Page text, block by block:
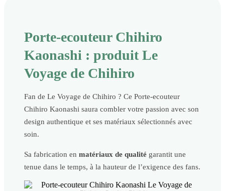
Porte-ecouteur Chihiro
Kaonashi : produit Le
Voyage de Chihiro
Fan de Le Voyage de Chihiro ? Ce Porte-ecouteur
Chihiro Kaonashi saura combler votre passion avec son
design authentique et ses matériaux sélectionnés avec
soin.
Sa fabrication en matériaux de qualité garantit une
tenue dans le temps, à la hauteur de l’exigence des fans.